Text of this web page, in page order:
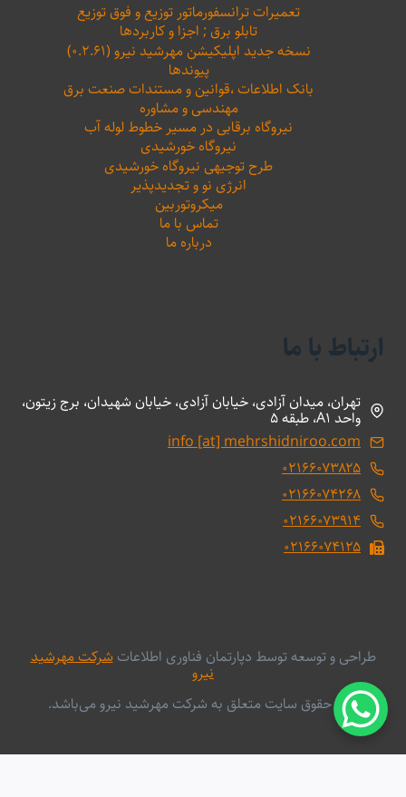
تعمیرات ترانسفورماتور توزیع و فوق توزیع
تابلو برق ; اجزا و کاربردها
نسخه جدید اپلیکیشن مهرشید نیرو (۰.۲.۶۱)
پیوندها
بانک اطلاعات ،‌قوانین و مستندات صنعت برق
مهندسی و مشاوره
نیروگاه برقابی در مسیر خطوط لوله آب
نیروگاه خورشیدی
طرح توجیهی نیروگاه خورشیدی
انرژی نو و تجدیدپذیر
میکروتوربین
تماس با ما
درباره ما
ارتباط با ما
تهران، میدان آزادی، خیابان آزادی، خیابان شهیدان، برج زیتون،
واحد A1، طبقه 5
info [at] mehrshidniroo.com
۰۲۱۶۶۰۷۳۸۲۵
۰۲۱۶۶۰۷۴۲۶۸
۰۲۱۶۶۰۷۳۹۱۴
۰۲۱۶۶۰۷۴۱۲۵
طراحی و توسعه توسط دپارتمان فناوری اطلاعاتشرکت مهرشید
نیرو
کلیه حقوق سایت متعلق به شرکت مهرشید نیرو می‌باشد.